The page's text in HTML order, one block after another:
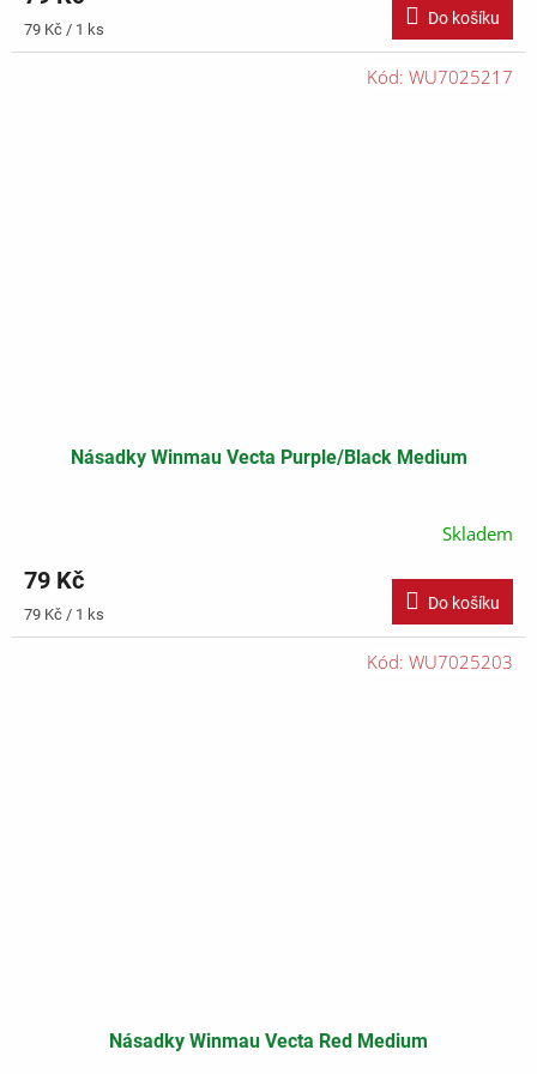
Měrná
cena:
79 Kč / 1 ks
Do košíku
Násadky Winmau Vecta Purple/Black Medium
Skladem
79 Kč
Měrná
cena:
79 Kč / 1 ks
Do košíku
Kód: WU7025217
Násadky Winmau Vecta Red Medium
Kód: WU7025203